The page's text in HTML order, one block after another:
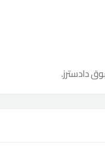
دادسترز.